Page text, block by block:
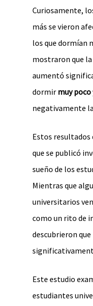
Curiosamente,
más se vieron
los que dormían
mostraron que
aumentó
dormir muy poco
negativamente
Estos
que se publicó
sueño de los
Mientras que
universitarios
como un rito de
descubrieron
Este estudio
estudiantes